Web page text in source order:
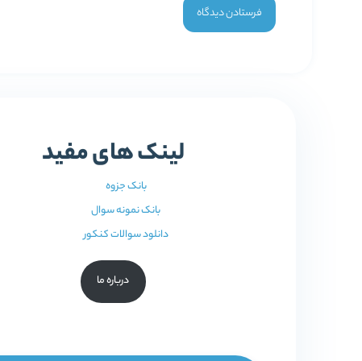
لینک های مفید
بانک جزوه
بانک نمونه سوال
دانلود سوالات کنکور
درباره ما